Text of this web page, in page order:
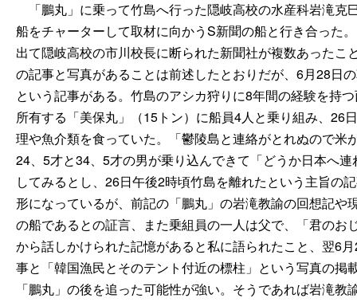
「鵬丸」に乗って竹島へ行った隠岐高校の水産科岩滝克
船をチャーターして取材に向かうS新聞の船と行き合った
出て隠岐高校の市川校長に断られた新聞社が複数あった
の記事と写真があることは前述したとおりだが、6月28日
という記事がある。竹島のアシカ狩りに8年間の経験を持
所有する「美保丸」（15トン）に船員4人と乗り組み、26
理や魚介類を食っていた。「鬱陵島と連絡がとれぬので
24、5才と34、5才の男が乗り込んできて「どうか日本へ
してみるとし、26日午後2時頃竹島を離れたという主旨の
形になっているが、前記の「鵬丸」の岩滝教諭の回想記
の船であるとの証言、また乗組員の一人は父で、「君の
から話しかけられた記憶があると私に語られたこと、翌6
事と「韓国漁民とそのテント付近の標柱」という写真の
「鵬丸」の後を追った可能性が強い。そうであれば岩滝